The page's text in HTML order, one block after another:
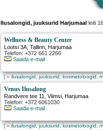
Ilusalongid, juuksurid Harjumaal leiti
Wellness & Beauty Center
Lootsi 3A ,Tallinn , Harjumaa
Telefon: +372 661 2266
Saada e-mail
[ »ilusalongid, juuksurid, kosmetoloogid,
Venus Ilusalong
Randvere tee 11 ,Viimsi , Harjumaa
Telefon: +372 6061030
Saada e-mail
[ »ilusalongid, juuksurid, kosmetoloogid,